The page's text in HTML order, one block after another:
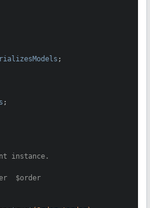
;
;
instance.
$order